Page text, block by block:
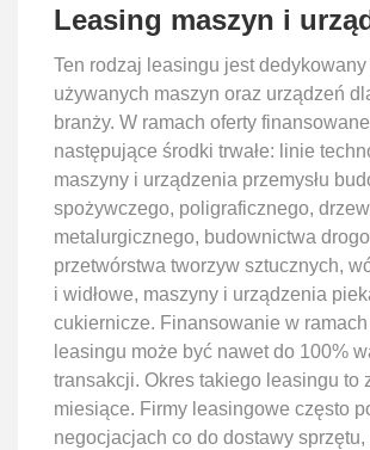
Leasing maszyn i
Ten rodzaj leasingu jest
używanych maszyn oraz urządzeń
branży. W ramach oferty
następujące środki trwałe: linie
maszyny i urządzenia przemysłu
spożywczego, poligraficznego,
metalurgicznego, budownictwa
przetwórstwa tworzyw sztucznych,
i widłowe, maszyny i urządzenia
cukiernicze. Finansowanie w
leasingu może być nawet do 100%
transakcji. Okres takiego leasingu to
miesiące. Firmy leasingowe często
negocjacjach co do dostawy